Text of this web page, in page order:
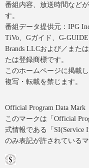
番組内容、放送時間など
す。
番組データ提供元：IPG
TiVo、Gガイド、G-
Brands LLCおよび／また
たは登録商標です。
このホームページに掲載
複写・転載を禁じます。
Official Program Data Mark
このマークは「Official
式情報である「SI(Service
のみ表記が許されているマ